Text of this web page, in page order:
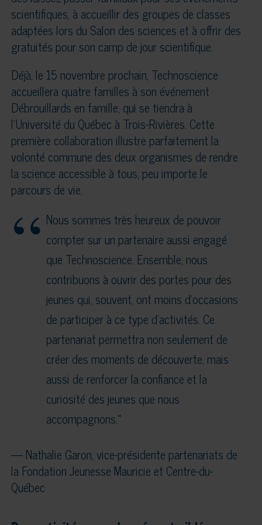
scientifiques, à accueillir des groupes de classes
adaptées lors du Salon des sciences et à offrir des
gratuités pour son camp de jour scientifique.
Déjà, le 15 novembre prochain, Technoscience
accueillera quatre familles à son événement
Débrouillards en famille, qui se tiendra à
l’Université du Québec à Trois-Rivières. Cette
première collaboration illustre parfaitement la
volonté commune des deux organismes de rendre
la science accessible à tous, peu importe le
parcours de vie.
Nous sommes très heureux de pouvoir
compter sur un partenaire aussi engagé
que Technoscience. Ensemble, nous
contribuons à ouvrir des portes pour des
jeunes qui, souvent, ont moins d’occasions
de participer à ce type d’activités. Ce
partenariat permettra non seulement de
créer des moments de découverte, mais
aussi de renforcer la confiance et la
curiosité des jeunes que nous
accompagnons.»
— Nathalie Garon, vice-présidente partenariats de
la Fondation Jeunesse Mauricie et Centre-du-
Québec